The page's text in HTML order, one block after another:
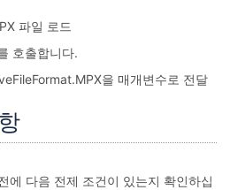
파일 로드
호출합니다.
을 매개변수로 전달
에 다음 전제 조건이 있는지 확인하십